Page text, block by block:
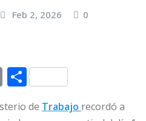
Feb 2, 2026 0
E
ai
C
m
de Trabajo recordó a